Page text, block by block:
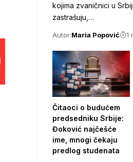
kojima zvaničnici u
zastrašuju,…
Autor:Maria Popović 1
Čitaoci o budućem
predsedniku Srbije:
Đoković najčešće
ime, mnogi čekaju
predlog studenata